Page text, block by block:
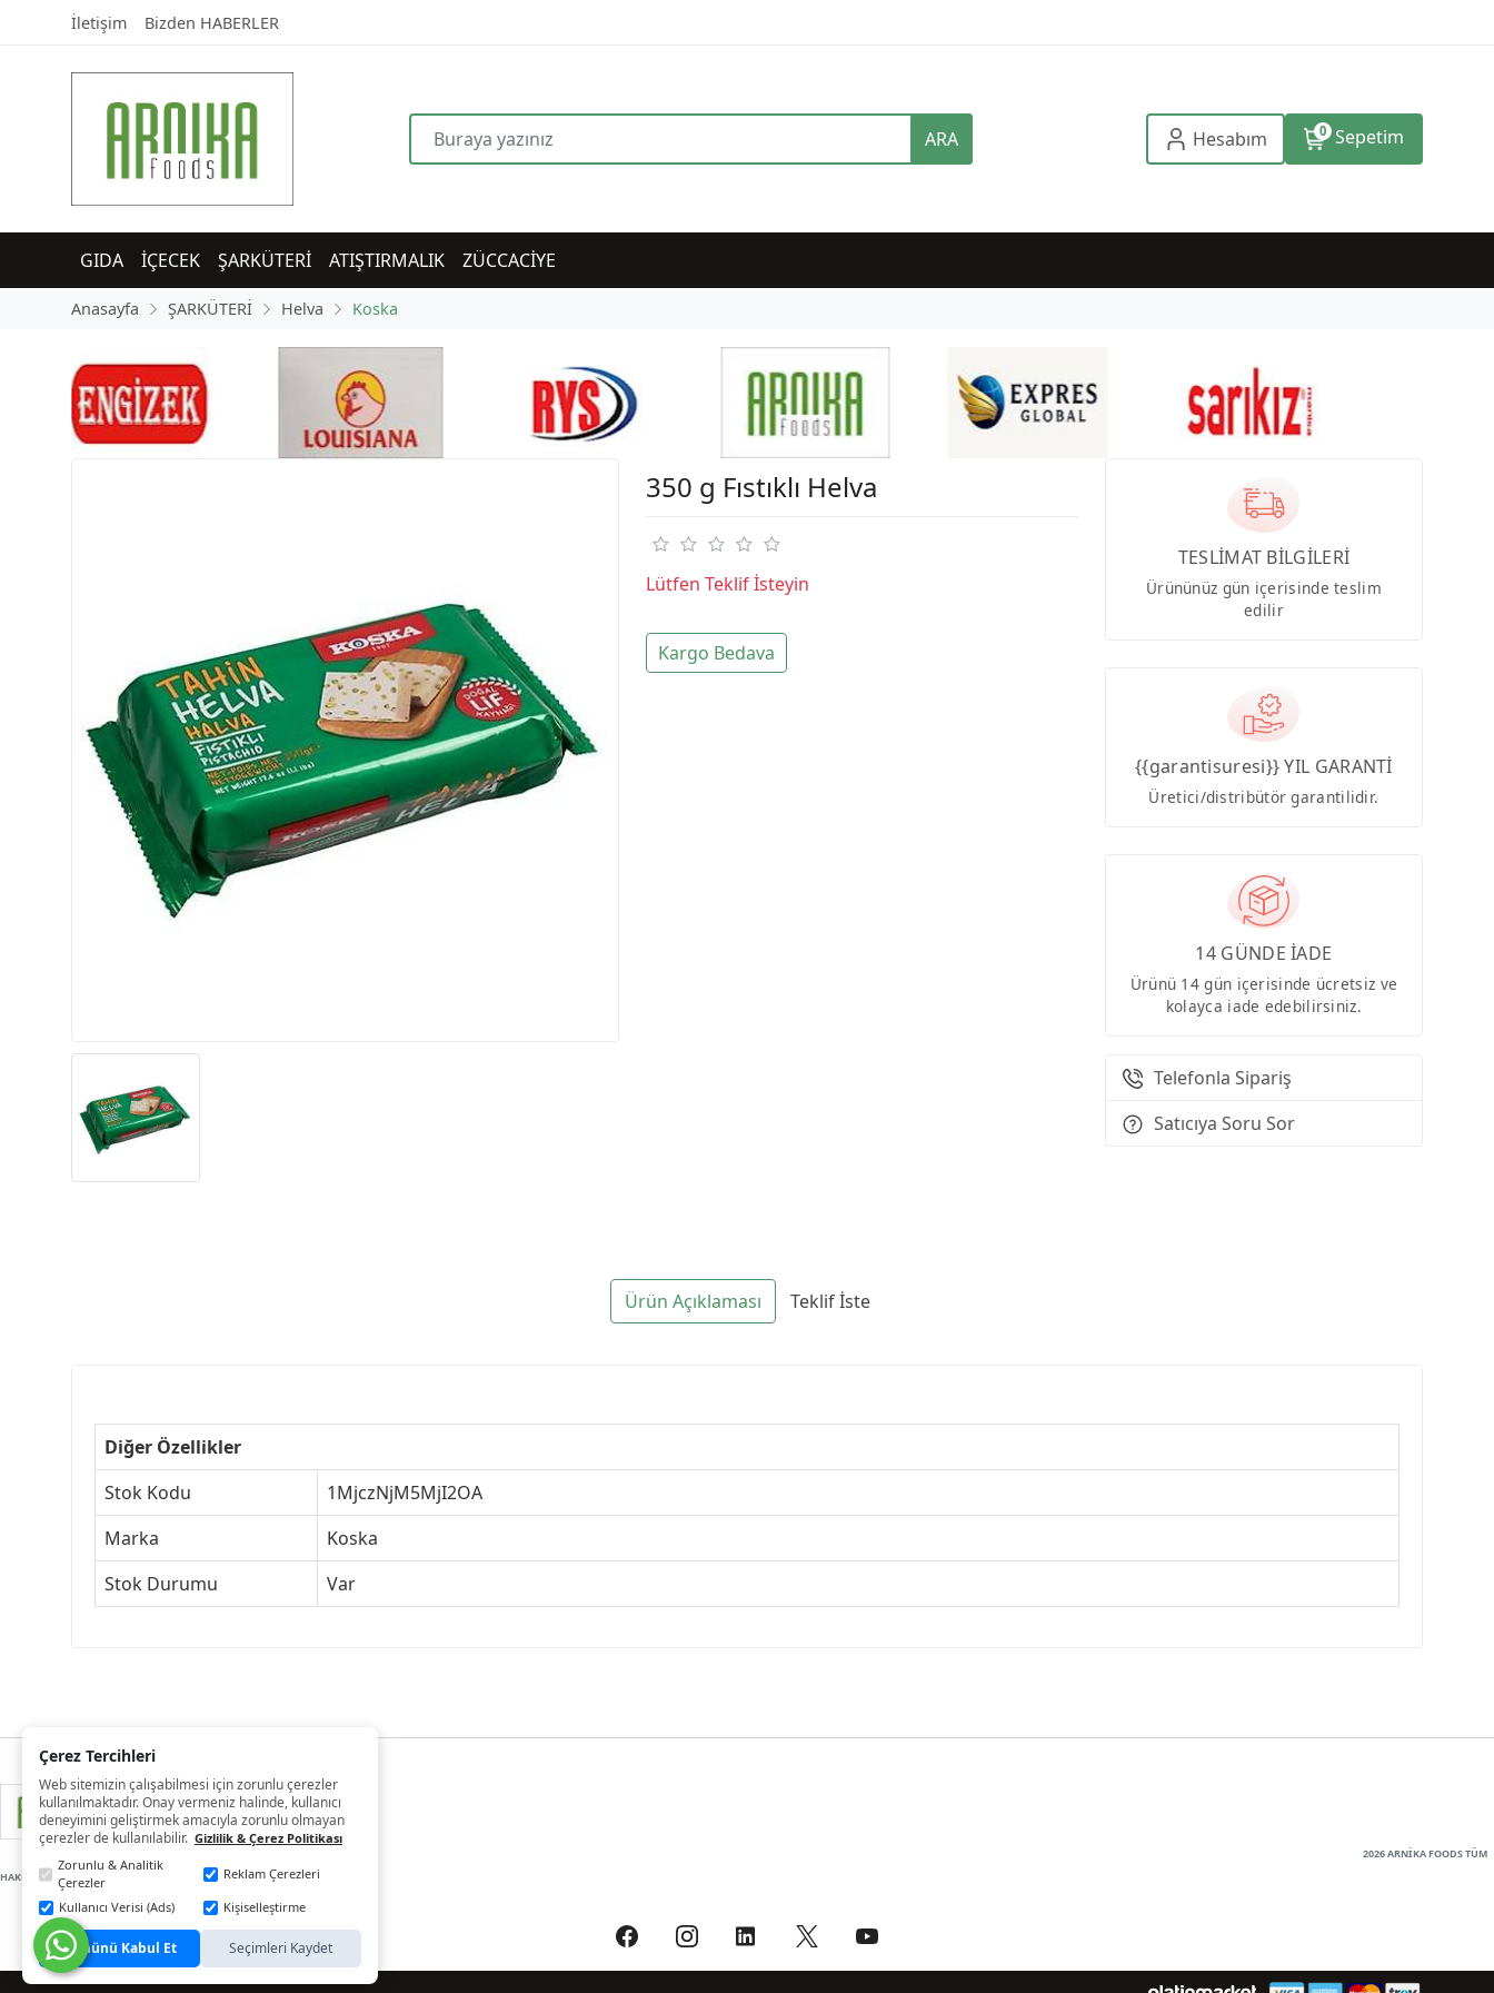
İletişim Bizden HABERLER
ARA Hesabım 0 Sepetim
GIDA İÇECEK ŞARKÜTERİ ATIŞTIRMALIK ZÜCCACİYE
Anasayfa ŞARKÜTERİ Helva Koska
350 g Fıstıklı Helva
Lütfen Teklif İsteyin
Kargo Bedava
TESLİMAT BİLGİLERİ
Ürününüz gün içerisinde teslim
edilir
{{garantisuresi}} YIL GARANTİ
Üretici/distribütör garantilidir.
14 GÜNDE İADE
Ürünü 14 gün içerisinde ücretsiz ve
kolayca iade edebilirsiniz.
Telefonla Sipariş
Satıcıya Soru Sor
Ürün Açıklaması Teklif İste
Diğer Özellikler
Stok Kodu
1MjczNjM5MjI2OA
Marka
Koska
Stok Durumu
Var
2026 ARNİKA FOODS TÜM
HAKLARI SAKLIDIR
Çerez Tercihleri
Web sitemizin çalışabilmesi için zorunlu çerezler
kullanılmaktadır. Onay vermeniz halinde, kullanıcı
deneyimini geliştirmek amacıyla zorunlu olmayan
çerezler de kullanılabilir. Gizlilik & Çerez Politikası
Zorunlu & Analitik
Çerezler
Reklam Çerezleri
Kullanıcı Verisi (Ads)
Kişiselleştirme
Tümünü Kabul Et Seçimleri Kaydet